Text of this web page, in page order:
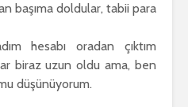
başıma doldular, tabii para
hesabı oradan çıktım
biraz uzun oldu ama, ben
düşünüyorum.